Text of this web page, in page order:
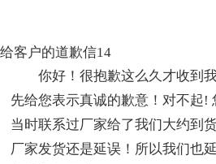
给客户的道歉信14
你好！很抱歉这么久才收到
先给您表示真诚的歉意！对不起!
当时联系过厂家给了我们大约到
厂家发货还是延误！所以我们也